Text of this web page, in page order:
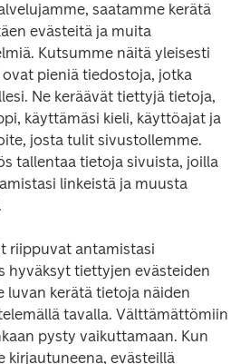
saatamme kerätä
evästeitä ja muita
Kutsumme näitä yleisesti
ovat pieniä tiedostoja, jotka
Ne keräävät tiettyjä tietoja,
käyttämäsi kieli, käyttöajat ja
josta tulit sivustollemme.
tallentaa tietoja sivuista, joilla
linkeistä ja muusta
riippuvat antamistasi
hyväksyt tiettyjen evästeiden
luvan kerätä tietoja näiden
tavalla. Välttämättömiin
pysty vaikuttamaan. Kun
kirjautuneena, evästeillä